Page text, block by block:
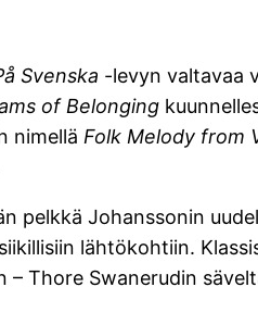
Svenska -levyn valtavaa
of Belonging
nimellä Folk Melody from
pelkkä Johanssonin
lähtökohtiin.
– Thore Swanerudin